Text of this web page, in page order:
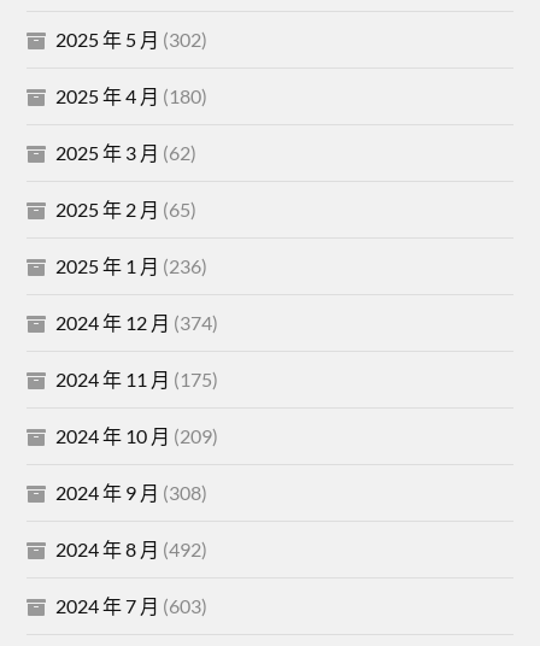
2025 年 5 月 (302)
2025 年 4 月 (180)
2025 年 3 月 (62)
2025 年 2 月 (65)
2025 年 1 月 (236)
2024 年 12 月 (374)
2024 年 11 月 (175)
2024 年 10 月 (209)
2024 年 9 月 (308)
2024 年 8 月 (492)
2024 年 7 月 (603)